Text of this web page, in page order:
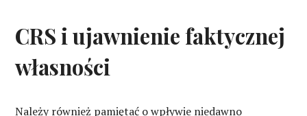
CRS i ujawnienie faktycznej
własności
Należy również pamiętać o wpływie niedawno